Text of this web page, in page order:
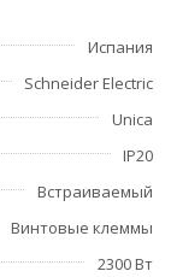
Испания
Schneider Electric
Unica
IP20
Встраиваемый
Винтовые клеммы
2300 Вт